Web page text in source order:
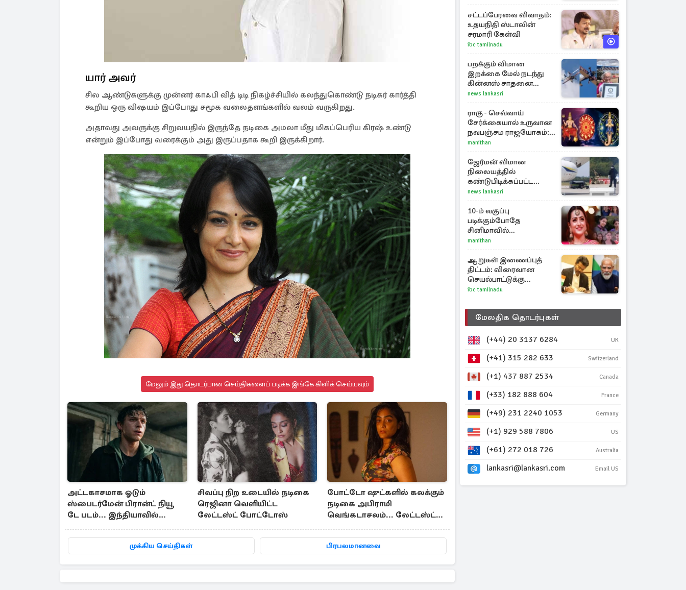
யார் அவர்
சில ஆண்டுகளுக்கு முன்னர் காஃபி வித் டிடி நிகழ்ச்சியில் கலந்துகொண்டு நடிகர் கார்த்தி
கூறிய ஒரு விஷயம் இப்போது சமூக வலைதளங்களில் வலம் வருகிறது.
அதாவது அவருக்கு சிறுவயதில் இருந்தே நடிகை அமலா மீது மிகப்பெரிய கிரஷ் உண்டு
என்றும் இப்போது வரைக்கும் அது இருப்பதாக கூறி இருக்கிறார்.
மேலும் இது தொடர்பான செய்திகளைப் படிக்க இங்கே கிளிக் செய்யவும்
அட்டகாசமாக ஓடும்
ஸ்பைடர்மேன் பிரான்ட் நியூ
டே படம்... இந்தியாவில்
சிவப்பு நிற உடையில் நடிகை
ரெஜினா வெளியிட்ட
லேட்டஸ்ட் போட்டோஸ்
போட்டோ ஷுட்களில் கலக்கும்
நடிகை அபிராமி
வெங்கடாசலம்... லேட்டஸ்ட்
முக்கிய செய்திகள் பிரபலமானவை
சட்டப்பேரவை விவாதம்:
உதயநிதி ஸ்டாலின்
சரமாரி கேள்வி
ibc tamilnadu
பறக்கும் விமான
இறக்கை மேல் நடந்து
கின்னஸ் சாதனை
படைத்த 97 வயது
மூதாட்டி
news lankasri
ராகு - செவ்வாய்
சேர்க்கையால் உருவான
நவபஞ்சம ராஜயோகம்:
அதிர்ஷ்டம் பெறும் 3
ராசிகள்!
manithan
ஜேர்மன் விமான
நிலையத்தில்
கண்டுபிடிக்கப்பட்ட
ட்ரோன் சாதாரண
ட்ரோன் அல்ல:
அதிர்ச்சித் தகவல்
news lankasri
10-ம் வகுப்பு
படிக்கும்போதே
சினிமாவில்
அறிமுகமான த்ரிஷா!
உண்மையை பகிர்ந்த
இயக்குநர் பிரவீன் காந்தி
manithan
ஆறுகள் இணைப்புத்
திட்டம்: விரைவான
செயல்பாட்டுக்கு
பிரதமருக்கு
ibc tamilnadu
மேலதிக தொடர்புகள்
(+44) 20 3137 6284 UK
(+41) 315 282 633 Switzerland
(+1) 437 887 2534 Canada
(+33) 182 888 604 France
(+49) 231 2240 1053 Germany
(+1) 929 588 7806 US
(+61) 272 018 726 Australia
lankasri@lankasri.com Email US